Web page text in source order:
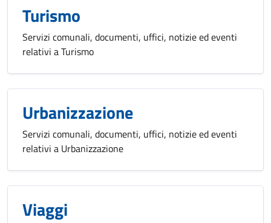
Turismo
Servizi comunali, documenti, uffici, notizie ed eventi
relativi a Turismo
Urbanizzazione
Servizi comunali, documenti, uffici, notizie ed eventi
relativi a Urbanizzazione
Viaggi